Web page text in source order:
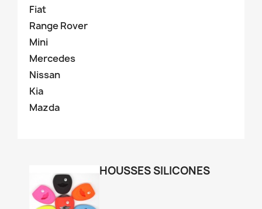
Fiat
Range Rover
Mini
Mercedes
Nissan
Kia
Mazda
HOUSSES SILICONES